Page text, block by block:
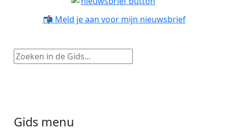
📬 Meld je aan voor mijn nieuwsbrief
Zoeken in de Gids...
Gids menu